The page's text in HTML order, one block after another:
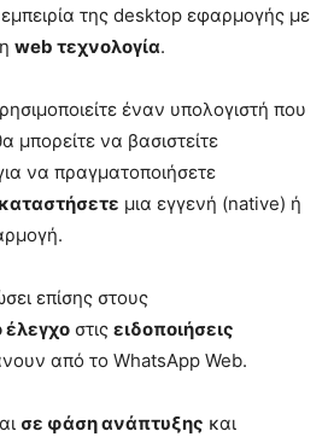
της desktop εφαρμογής με
web τεχνολογία.
έναν υπολογιστή που
μπορείτε να βασιστείτε
να πραγματοποιήσετε
μια εγγενή (native) ή
επίσης στους
έλεγχο στις ειδοποιήσεις
από το WhatsApp Web.
σε φάση ανάπτυξης και